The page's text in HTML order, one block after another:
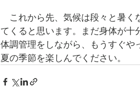
これから先、気候は段々と暑く
てくると思います。まだ身体が十
体調管理をしながら、もうすぐ
夏の季節を楽しんでください。